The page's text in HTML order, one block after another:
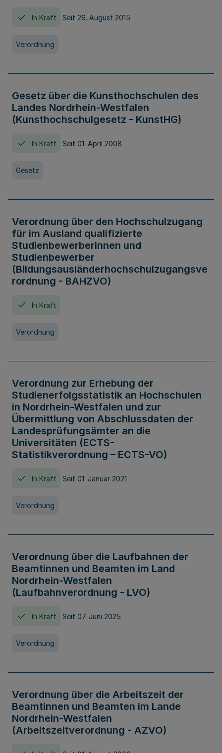
In Kraft Seit 26. August 2015
Verordnung
Gesetz über die Kunsthochschulen des
Landes Nordrhein-Westfalen
(Kunsthochschulgesetz - KunstHG)
In Kraft Seit 01. April 2008
Gesetz
Verordnung über den Hochschulzugang
für im Ausland qualifizierte
Studienbewerberinnen und
Studienbewerber
(Bildungsausländerhochschulzugangsve
rordnung - BAHZVO)
In Kraft
Verordnung
Verordnung zur Erhebung der
Studienerfolgsstatistik an Hochschulen
in Nordrhein-Westfalen und zur
Übermittlung von Abschlussdaten der
Landesprüfungsämter an die
Universitäten (ECTS-
Statistikverordnung – ECTS-VO)
In Kraft Seit 01. Januar 2021
Verordnung
Verordnung über die Laufbahnen der
Beamtinnen und Beamten im Land
Nordrhein-Westfalen
(Laufbahnverordnung - LVO)
In Kraft Seit 07. Juni 2025
Verordnung
Verordnung über die Arbeitszeit der
Beamtinnen und Beamten im Lande
Nordrhein-Westfalen
(Arbeitszeitverordnung - AZVO)